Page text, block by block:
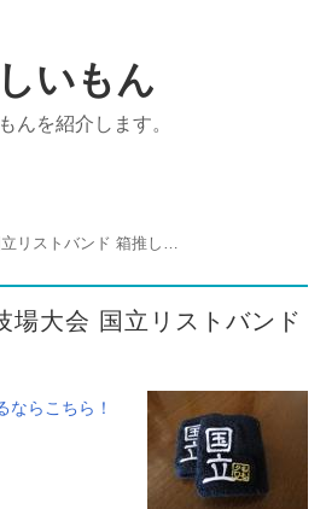
いもん
んを紹介します。
場大会 国立リストバンド
ならこちら！